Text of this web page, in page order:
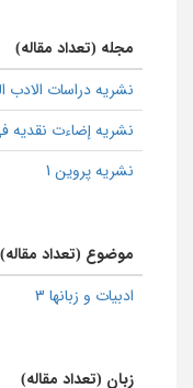
مجله (تعداد مقاله)
نشریه دراسات الادب
نشریه إضاءت نقدیه فی
نشریه پروین 1
موضوع (تعداد مقاله)
ادبیات و زبانها 3
زبان (تعداد مقاله)